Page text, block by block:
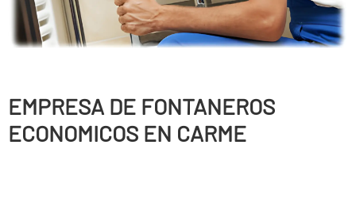
EMPRESA DE FONTANEROS
ECONOMICOS EN CARME